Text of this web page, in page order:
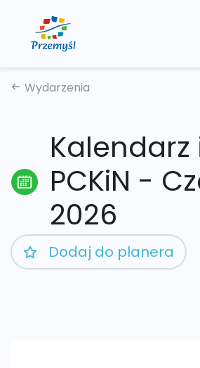
Wydarzenia
PCKiN -
2026
Dodaj do planera